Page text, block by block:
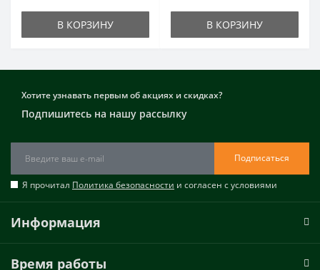
В КОРЗИНУ В КОРЗИНУ
Хотите узнавать первым об акциях и скидках?
Подпишитесь на нашу рассылку
Подписаться
Я прочитал Политика безопасности и согласен с условиями
Информация
Время работы